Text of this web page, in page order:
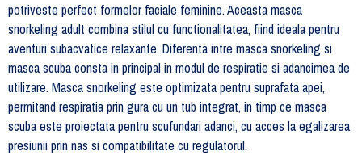
potriveste perfect formelor faciale feminine. Aceasta masca
snorkeling adult combina stilul cu functionalitatea, fiind ideala pentru
aventuri subacvatice relaxante. Diferenta intre masca snorkeling si
masca scuba consta in principal in modul de respiratie si adancimea de
utilizare. Masca snorkeling este optimizata pentru suprafata apei,
permitand respiratia prin gura cu un tub integrat, in timp ce masca
scuba este proiectata pentru scufundari adanci, cu acces la egalizarea
presiunii prin nas si compatibilitate cu regulatorul.